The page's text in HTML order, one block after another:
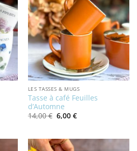
LES TASSES & MUGS
Tasse à café Feuilles
d’Automne
14,00€ Le
prix
14,00 €.
6,00 €Le
6,00 €.